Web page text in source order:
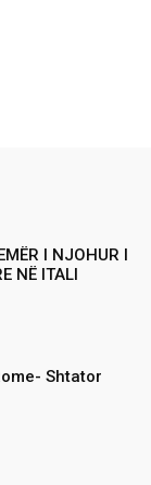
I NJOHUR I
NË ITALI
Shtator